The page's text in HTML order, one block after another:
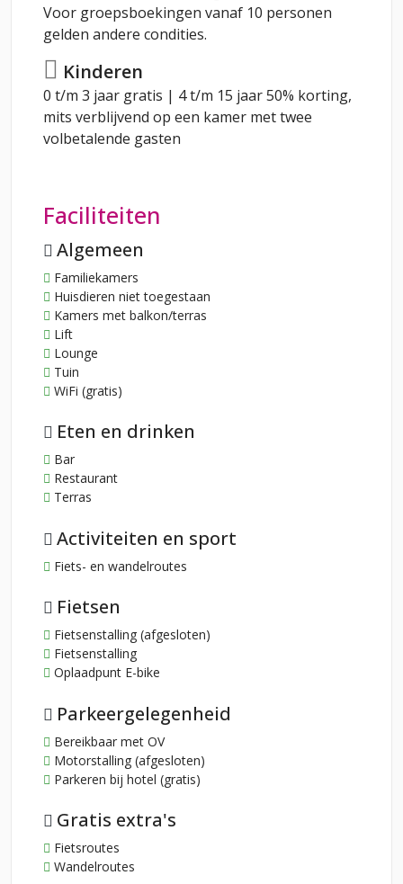
Voor groepsboekingen vanaf 10 personen
gelden andere condities.
Kinderen
0 t/m 3 jaar gratis | 4 t/m 15 jaar 50% korting,
mits verblijvend op een kamer met twee
volbetalende gasten
Faciliteiten
Algemeen
Familiekamers
Huisdieren niet toegestaan
Kamers met balkon/terras
Lift
Lounge
Tuin
WiFi (gratis)
Eten en drinken
Bar
Restaurant
Terras
Activiteiten en sport
Fiets- en wandelroutes
Fietsen
Fietsenstalling (afgesloten)
Fietsenstalling
Oplaadpunt E-bike
Parkeergelegenheid
Bereikbaar met OV
Motorstalling (afgesloten)
Parkeren bij hotel (gratis)
Gratis extra's
Fietsroutes
Wandelroutes